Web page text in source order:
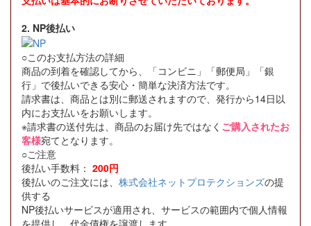
2. NP後払い
○このお支払方法の詳細
商品の到着を確認してから、「コンビニ」「郵便局」「銀
行」で後払いできる安心・簡単な決済方法です。
請求書は、商品とは別に郵送されますので、発行から14日以
内にお支払いをお願いします。
※請求書の送付先は、商品のお届け先ではなく ご購入されたお
客様宛てとなります。
○ご注意
後払い手数料： 200円
後払いのご注文には、 株式会社ネットプロテクションズの提
供する
NP後払いサービスが適用され、サービスの範囲内で個人情報